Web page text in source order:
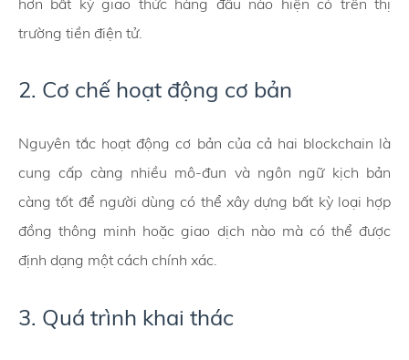
hơn bất kỳ giao thức hàng đầu nào hiện có trên thị
trường tiền điện tử.
2. Cơ chế hoạt động cơ bản
Nguyên tắc hoạt động cơ bản của cả hai blockchain là
cung cấp càng nhiều mô-đun và ngôn ngữ kịch bản
càng tốt để người dùng có thể xây dựng bất kỳ loại hợp
đồng thông minh hoặc giao dịch nào mà có thể được
định dạng một cách chính xác.
3. Quá trình khai thác